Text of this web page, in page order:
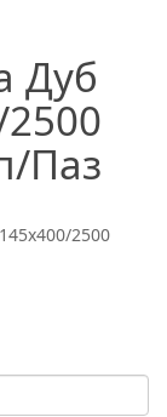
Дуб
Паз
2500